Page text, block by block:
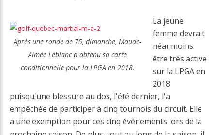
Après une ronde de 75, dimanche, Maude-
Aimée Leblanc a obtenu sa carte
conditionnelle pour la LPGA en 2018.
La jeune
femme devrait
néanmoins
être très active
sur la LPGA en
2018
puisqu'une blessure au dos, l'été dernier, l'a
empêchée de participer à cinq tournois du circuit. Elle
a une exemption pour ces cinq événements lors de la